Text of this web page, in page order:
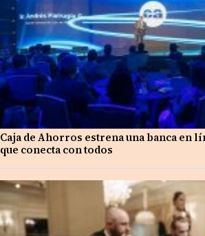
Caja de Ahorros estrena una banca en
que conecta con todos